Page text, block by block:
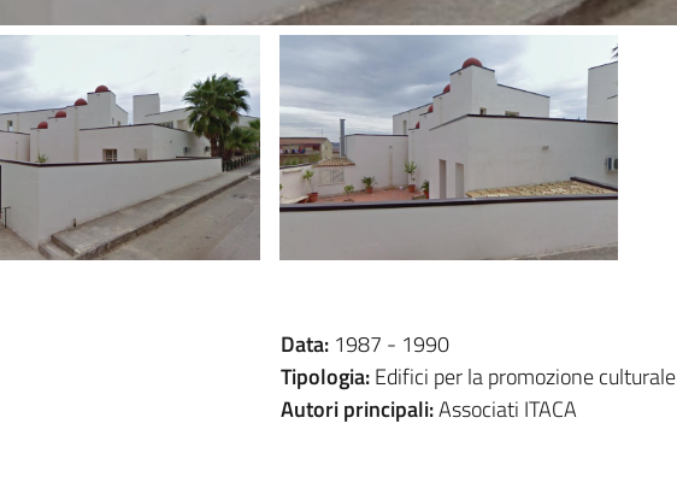
Data: 1987 - 1990
Tipologia:Edifici per la promozione culturale
Autori principali:Associati ITACA